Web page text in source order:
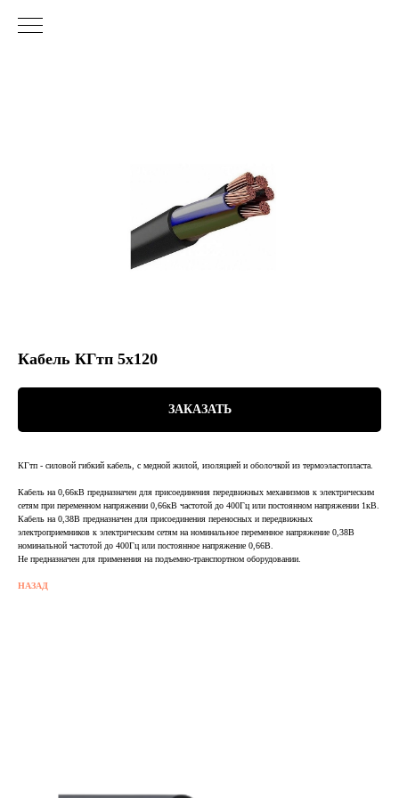
Кабель КГтп 5х120
ЗАКАЗАТЬ
КГтп - силовой гибкий кабель, с медной жилой, изоляцией и оболочкой из термоэластопласта.
Кабель на 0,66кВ предназначен для присоединения передвижных механизмов к электрическим
сетям при переменном напряжении 0,66кВ частотой до 400Гц или постоянном напряжении 1кВ.
Кабель на 0,38В предназначен для присоединения переносных и передвижных
электроприемников к электрическим сетям на номинальное переменное напряжение 0,38В
номинальной частотой до 400Гц или постоянное напряжение 0,66В.
Не предназначен для применения на подъемно-транспортном оборудовании.
НАЗАД